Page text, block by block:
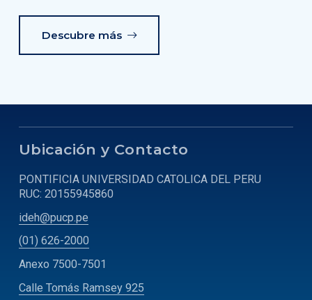
Descubre más
Ubicación y Contacto
PONTIFICIA UNIVERSIDAD CATOLICA DEL PERU
RUC: 20155945860
ideh@pucp.pe
(01) 626-2000
Anexo 7500-7501
Calle Tomás Ramsey 925